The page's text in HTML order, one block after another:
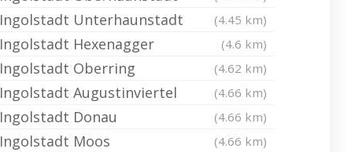
Ingolstadt Unterhaunstadt (4.45 km)
Ingolstadt Hexenagger (4.6 km)
Ingolstadt Oberring (4.62 km)
Ingolstadt Augustinviertel (4.66 km)
Ingolstadt Donau (4.66 km)
Ingolstadt Moos (4.66 km)